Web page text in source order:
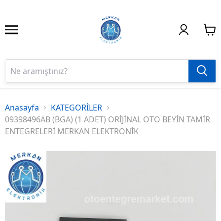
Anasayfa
KATEGORİLER
09398496AB (BGA) (1 ADET) ORİJİNAL OTO BEYİN TAMİR
ENTEGRELERİ MERKAN ELEKTRONİK